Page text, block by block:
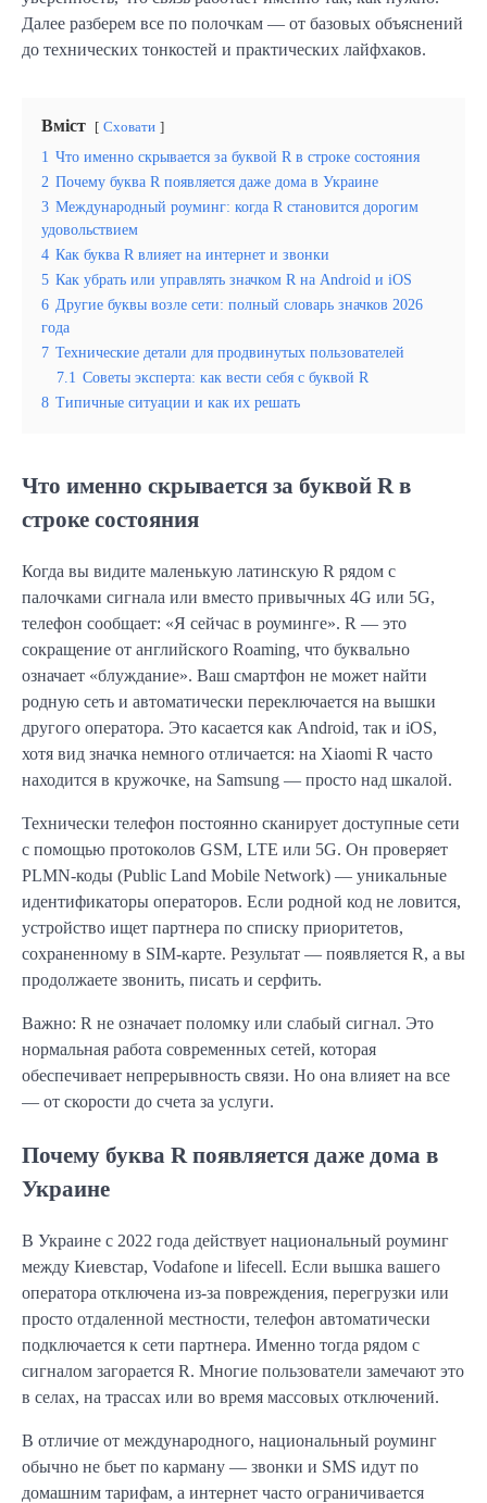
Далее разберем все по полочкам — от базовых объяснений
до технических тонкостей и практических лайфхаков.
Вміст Сховати
1 Что именно скрывается за буквой R в строке состояния
2 Почему буква R появляется даже дома в Украине
3 Международный роуминг: когда R становится дорогим
удовольствием
4 Как буква R влияет на интернет и звонки
5 Как убрать или управлять значком R на Android и iOS
6 Другие буквы возле сети: полный словарь значков 2026
года
7 Технические детали для продвинутых пользователей
7.1 Советы эксперта: как вести себя с буквой R
8 Типичные ситуации и как их решать
Что именно скрывается за буквой R в
строке состояния
Когда вы видите маленькую латинскую R рядом с
палочками сигнала или вместо привычных 4G или 5G,
телефон сообщает: «Я сейчас в роуминге». R — это
сокращение от английского Roaming, что буквально
означает «блуждание». Ваш смартфон не может найти
родную сеть и автоматически переключается на вышки
другого оператора. Это касается как Android, так и iOS,
хотя вид значка немного отличается: на Xiaomi R часто
находится в кружочке, на Samsung — просто над шкалой.
Технически телефон постоянно сканирует доступные сети
с помощью протоколов GSM, LTE или 5G. Он проверяет
PLMN-коды (Public Land Mobile Network) — уникальные
идентификаторы операторов. Если родной код не ловится,
устройство ищет партнера по списку приоритетов,
сохраненному в SIM-карте. Результат — появляется R, а вы
продолжаете звонить, писать и серфить.
Важно: R не означает поломку или слабый сигнал. Это
нормальная работа современных сетей, которая
обеспечивает непрерывность связи. Но она влияет на все
— от скорости до счета за услуги.
Почему буква R появляется даже дома в
Украине
В Украине с 2022 года действует национальный роуминг
между Киевстар, Vodafone и lifecell. Если вышка вашего
оператора отключена из-за повреждения, перегрузки или
просто отдаленной местности, телефон автоматически
подключается к сети партнера. Именно тогда рядом с
сигналом загорается R. Многие пользователи замечают это
в селах, на трассах или во время массовых отключений.
В отличие от международного, национальный роуминг
обычно не бьет по карману — звонки и SMS идут по
домашним тарифам, а интернет часто ограничивается